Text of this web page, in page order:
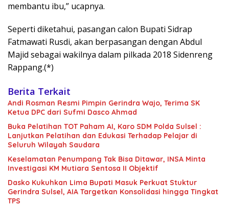
membantu ibu,” ucapnya.
Seperti diketahui, pasangan calon Bupati Sidrap
Fatmawati Rusdi, akan berpasangan dengan Abdul
Majid sebagai wakilnya dalam pilkada 2018 Sidenreng
Rappang.(*)
Berita Terkait
Andi Rosman Resmi Pimpin Gerindra Wajo, Terima SK
Ketua DPC dari Sufmi Dasco Ahmad
Buka Pelatihan TOT Paham AI, Karo SDM Polda Sulsel :
Lanjutkan Pelatihan dan Edukasi Terhadap Pelajar di
Seluruh Wilayah Saudara
Keselamatan Penumpang Tak Bisa Ditawar, INSA Minta
Investigasi KM Mutiara Sentosa II Objektif
Dasko Kukuhkan Lima Bupati Masuk Perkuat Stuktur
Gerindra Sulsel, AIA Targetkan Konsolidasi hingga Tingkat
TPS